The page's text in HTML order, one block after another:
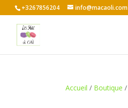
+3267856204 info@macaoli.com
Accueil / Boutique /